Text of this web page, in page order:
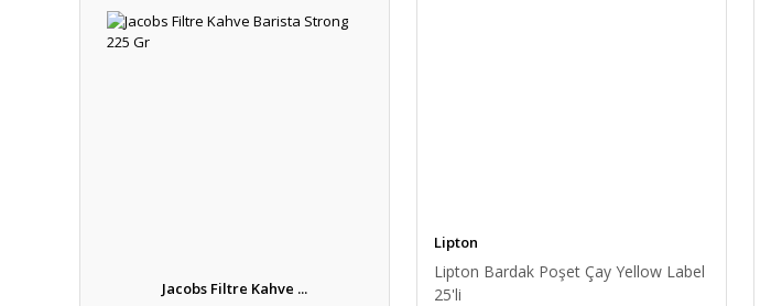
Jacobs Filtre Kahve ...
Lipton
Lipton Bardak Poşet Çay Yellow Label
25'li